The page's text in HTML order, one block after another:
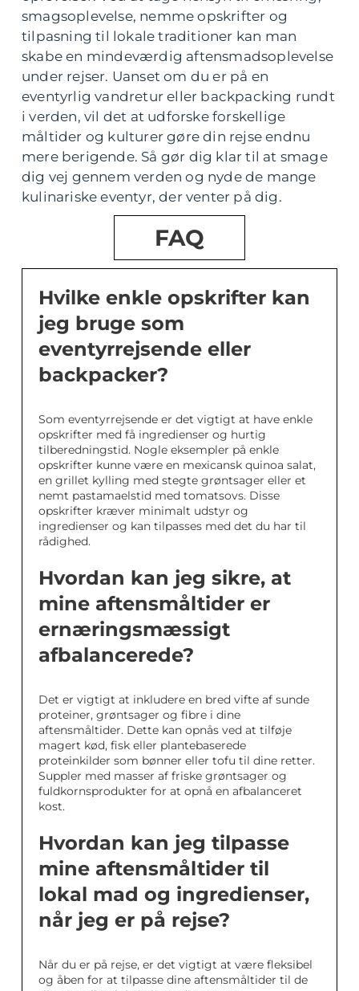
smagsoplevelse, nemme opskrifter og
tilpasning til lokale traditioner kan man
skabe en mindeværdig aftensmadsoplevelse
under rejser. Uanset om du er på en
eventyrlig vandretur eller backpacking rundt
i verden, vil det at udforske forskellige
måltider og kulturer gøre din rejse endnu
mere berigende. Så gør dig klar til at smage
dig vej gennem verden og nyde de mange
kulinariske eventyr, der venter på dig.
FAQ
Hvilke enkle opskrifter kan
jeg bruge som
eventyrrejsende eller
backpacker?
Som eventyrrejsende er det vigtigt at have enkle
opskrifter med få ingredienser og hurtig
tilberedningstid. Nogle eksempler på enkle
opskrifter kunne være en mexicansk quinoa salat,
en grillet kylling med stegte grøntsager eller et
nemt pastamaelstid med tomatsovs. Disse
opskrifter kræver minimalt udstyr og
ingredienser og kan tilpasses med det du har til
rådighed.
Hvordan kan jeg sikre, at
mine aftensmåltider er
ernæringsmæssigt
afbalancerede?
Det er vigtigt at inkludere en bred vifte af sunde
proteiner, grøntsager og fibre i dine
aftensmåltider. Dette kan opnås ved at tilføje
magert kød, fisk eller plantebaserede
proteinkilder som bønner eller tofu til dine retter.
Suppler med masser af friske grøntsager og
fuldkornsprodukter for at opnå en afbalanceret
kost.
Hvordan kan jeg tilpasse
mine aftensmåltider til
lokal mad og ingredienser,
når jeg er på rejse?
Når du er på rejse, er det vigtigt at være fleksibel
og åben for at tilpasse dine aftensmåltider til de